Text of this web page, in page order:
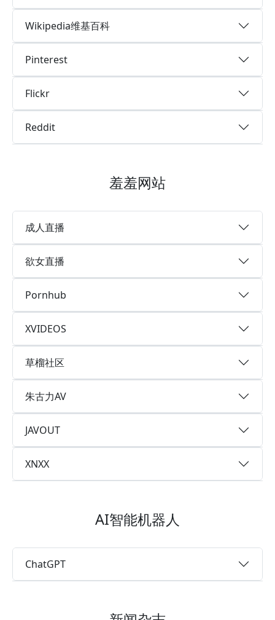
Wikipedia维基百科
Pinterest
Flickr
Reddit
羞羞网站
成人直播
欲女直播
Pornhub
XVIDEOS
草榴社区
朱古力AV
JAVOUT
XNXX
AI智能机器人
ChatGPT